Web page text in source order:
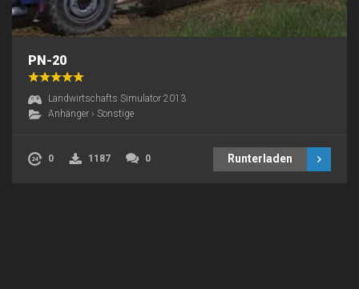
PN-20
Landwirtschafts Simulator 2013
Anhänger › Sonstige
0 1187 0 Runterladen